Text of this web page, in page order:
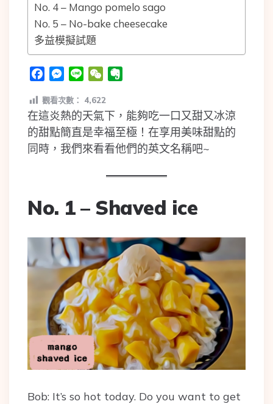
No. 4 – Mango pomelo sago
No. 5 – No-bake cheesecake
多益模擬試題
FacebookMessenger
Line WeChat
觀看次數： 4,622
在這炎熱的天氣下，能夠吃一口又甜又冰涼
的甜點簡直是幸福至極！在享用美味甜點的
同時，我們來看看他們的英文名稱吧~
No. 1 – Shaved ice
Bob: It’s so hot today. Do you want to get